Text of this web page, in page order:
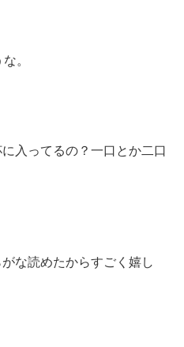
。
入ってるの？一口とか二口
な読めたからすごく嬉し